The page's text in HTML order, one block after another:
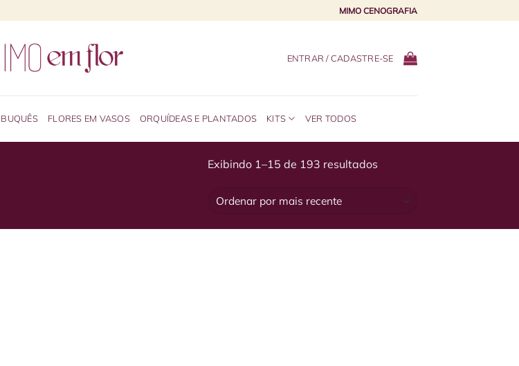
MIMO CENOGRAFIA
ENTRAR / CADASTRE-SE
BUQUÊS FLORES EM VASOS ORQUÍDEAS E PLANTADOS KITS VER TODOS
Exibindo 1–15 de 193 resultadosSorted
latest